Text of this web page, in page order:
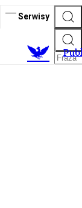
Serwisy